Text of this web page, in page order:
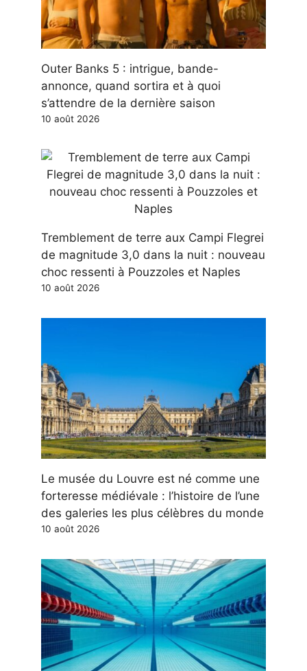
Outer Banks 5 : intrigue, bande-
annonce, quand sortira et à quoi
s’attendre de la dernière saison
10 août 2026
Tremblement de terre aux Campi Flegrei
de magnitude 3,0 dans la nuit : nouveau
choc ressenti à Pouzzoles et Naples
10 août 2026
Le musée du Louvre est né comme une
forteresse médiévale : l’histoire de l’une
des galeries les plus célèbres du monde
10 août 2026